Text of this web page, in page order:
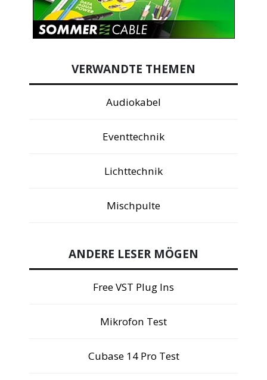
VERWANDTE THEMEN
Audiokabel
Eventtechnik
Lichttechnik
Mischpulte
ANDERE LESER MÖGEN
Free VST Plug Ins
Mikrofon Test
Cubase 14 Pro Test